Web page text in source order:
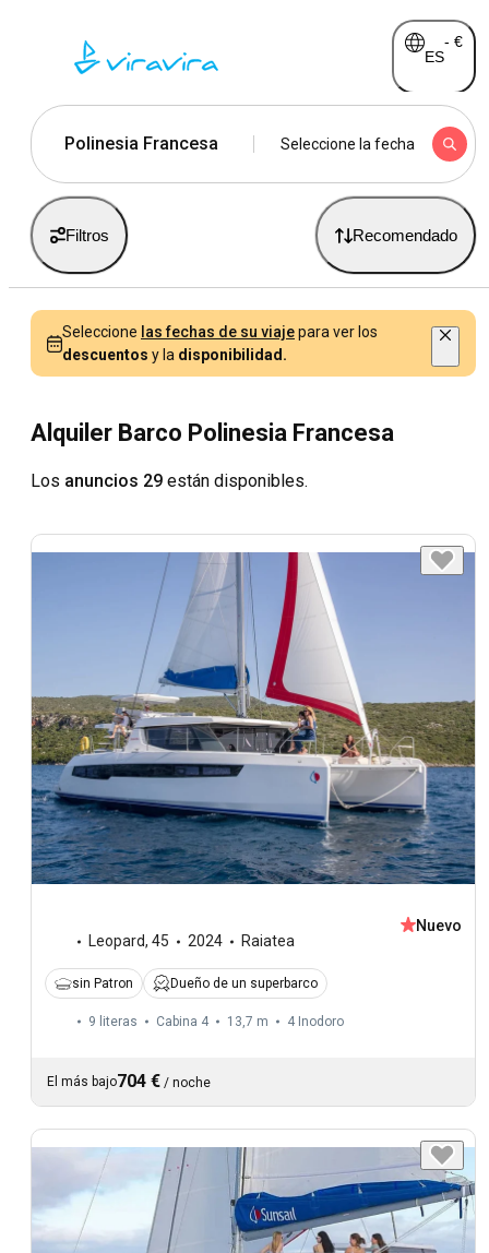
ES
- €
Polinesia Francesa Seleccione la fecha
Filtros Recomendado
Seleccione las fechas de su viajepara ver los
descuentos y la disponibilidad.
Alquiler Barco Polinesia Francesa
Los anuncios 29 están disponibles.
Leopard, 45 2024 Raiatea
Nuevo
sin Patron Dueño de un superbarco
9 literas Cabina 4 13,7 m 4 Inodoro
El más bajo704 € / noche